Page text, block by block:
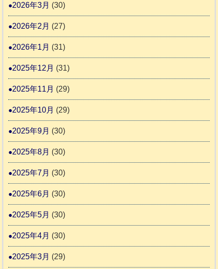
議
報
2026年3月 (30)
2026年2月 (27)
2026年1月 (31)
2025年12月 (31)
2025年11月 (29)
2025年10月 (29)
2025年9月 (30)
2025年8月 (30)
2025年7月 (30)
2025年6月 (30)
2025年5月 (30)
2025年4月 (30)
2025年3月 (29)